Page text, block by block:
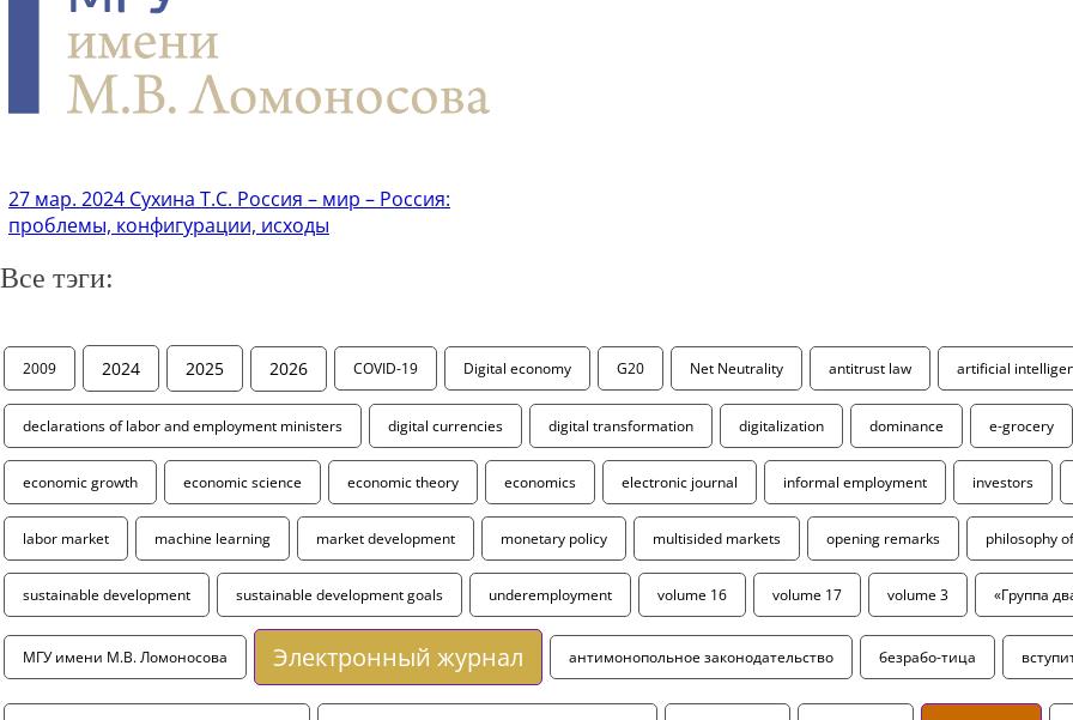
27 мар. 2024 Сухина Т.С. Россия – мир – Россия:
проблемы, конфигурации, исходы
Все тэги:
2009 2024 2025 2026 COVID-19 Digital economy G20 Net Neutrality antitrust law artificial
declarations of labor and employment ministers digital currencies digital transformation digitalization dominance e-grocery
economic growth economic science economic theory economics electronic journal informal employment investors
labor market machine learning market development monetary policy multisided markets opening remarks philosophy
sustainable development sustainable development goals underemployment volume 16 volume 17 volume 3 «Группа
МГУ имени М.В. Ломоносова Электронный журнал антимонопольное законодательство безрабо-тица